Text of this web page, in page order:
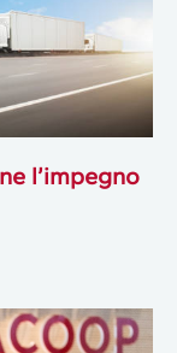
l’impegno